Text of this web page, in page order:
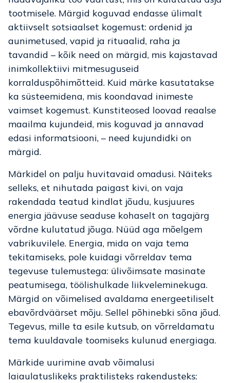
tootmisele. Märgid koguvad endasse ülimalt
aktiivselt sotsiaalset kogemust: ordenid ja
aunimetused, vapid ja rituaalid, raha ja
tavandid – kõik need on märgid, mis kajastavad
inimkollektiivi mitmesuguseid
korralduspõhimõtteid. Kuid märke kasutatakse
ka süsteemidena, mis koondavad inimeste
vaimset kogemust. Kunstiteosed loovad reaalse
maailma kujundeid, mis koguvad ja annavad
edasi informatsiooni, – need kujundidki on
märgid.
Märkidel on palju huvitavaid omadusi. Näiteks
selleks, et nihutada paigast kivi, on vaja
rakendada teatud kindlat jõudu, kusjuures
energia jäävuse seaduse kohaselt on tagajärg
võrdne kulutatud jõuga. Nüüd aga mõelgem
vabrikuvilele. Energia, mida on vaja tema
tekitamiseks, pole kuidagi võrreldav tema
tegevuse tulemustega: ülivõimsate masinate
peatumisega, töölishulkade liikveleminekuga.
Märgid on võimelised avaldama energeetiliselt
ebavõrdväärset mõju. Sellel põhinebki sõna jõud.
Tegevus, mille ta esile kutsub, on võrreldamatu
tema kuuldavale toomiseks kulunud energiaga.
Märkide uurimine avab võimalusi
laiaulatuslikeks praktilisteks rakendusteks: